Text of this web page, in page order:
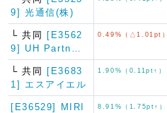
9] 光通信(株)
└ 共同
[E3562
9] UH Partn…
0.49%（△1.01pt）
└ 共同
[E3683
1] エスアイエル
1.90%（0.11pt↑）
[E36529] MIRI
8.91%（1.75pt↑）